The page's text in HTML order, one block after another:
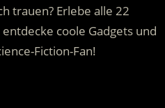
trauen? Erlebe alle 22
coole Gadgets und
Fiction-Fan!